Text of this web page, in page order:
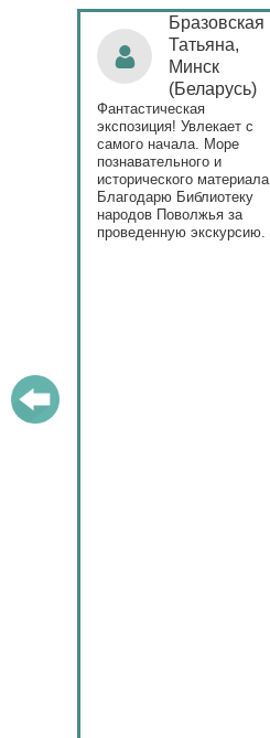
с
Бразовская
Татьяна,
Минск
(Беларусь)
Фантастическая
экспозиция! Увлекает с
самого начала. Море
познавательного и
исторического материала.
Благодарю Библиотеку
народов Поволжья за
проведенную экскурсию.